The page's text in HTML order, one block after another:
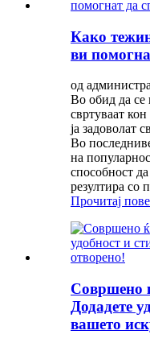
Како
ви
од
Во обид да се
свртуваат
ја задоволат
Во
на
способност
резултира со
Прочитај
Совршено
Додадете
вашето